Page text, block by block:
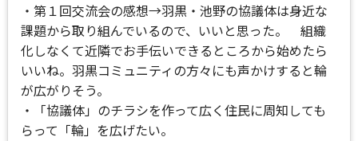
・第１回交流会の感想→羽黒・池野の協議体は身近な
課題から取り組んでいるので、いいと思った。 組織
化しなくて近隣でお手伝いできるところから始めたら
いいね。羽黒コミュニティの方々にも声かけすると輪
が広がりそう。
・「協議体」のチラシを作って広く住民に周知しても
らって「輪」を広げたい。